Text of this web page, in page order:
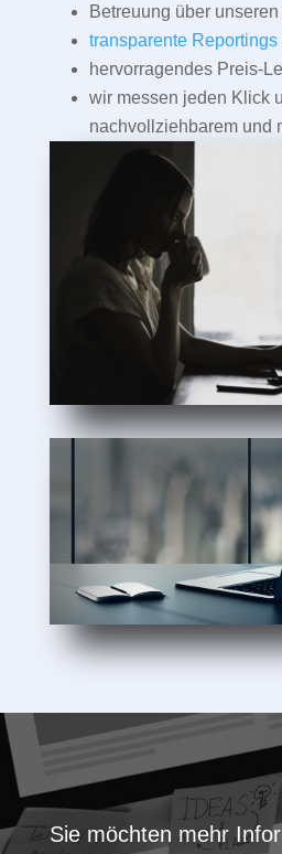
Betreuung über
transparente Reportings
hervorragendes Preis-
wir messen jeden Klick
nachvollziehbarem und
Sie möchten mehr